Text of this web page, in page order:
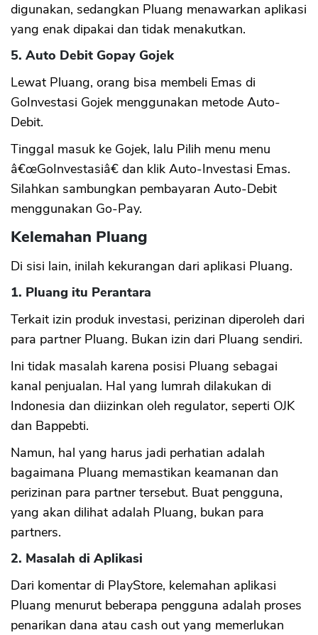
digunakan, sedangkan Pluang menawarkan aplikasi
yang enak dipakai dan tidak menakutkan.
5. Auto Debit Gopay Gojek
Lewat Pluang, orang bisa membeli Emas di
GoInvestasi Gojek menggunakan metode Auto-
Debit.
Tinggal masuk ke Gojek, lalu Pilih menu menu
â€œGoInvestasiâ€ dan klik Auto-Investasi Emas.
Silahkan sambungkan pembayaran Auto-Debit
menggunakan Go-Pay.
Kelemahan Pluang
Di sisi lain, inilah kekurangan dari aplikasi Pluang.
1. Pluang itu Perantara
Terkait izin produk investasi, perizinan diperoleh dari
para partner Pluang. Bukan izin dari Pluang sendiri.
Ini tidak masalah karena posisi Pluang sebagai
kanal penjualan. Hal yang lumrah dilakukan di
Indonesia dan diizinkan oleh regulator, seperti OJK
dan Bappebti.
Namun, hal yang harus jadi perhatian adalah
bagaimana Pluang memastikan keamanan dan
perizinan para partner tersebut. Buat pengguna,
yang akan dilihat adalah Pluang, bukan para
partners.
2. Masalah di Aplikasi
Dari komentar di PlayStore, kelemahan aplikasi
Pluang menurut beberapa pengguna adalah proses
penarikan dana atau cash out yang memerlukan